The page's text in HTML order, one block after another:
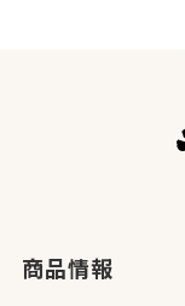
商品情報